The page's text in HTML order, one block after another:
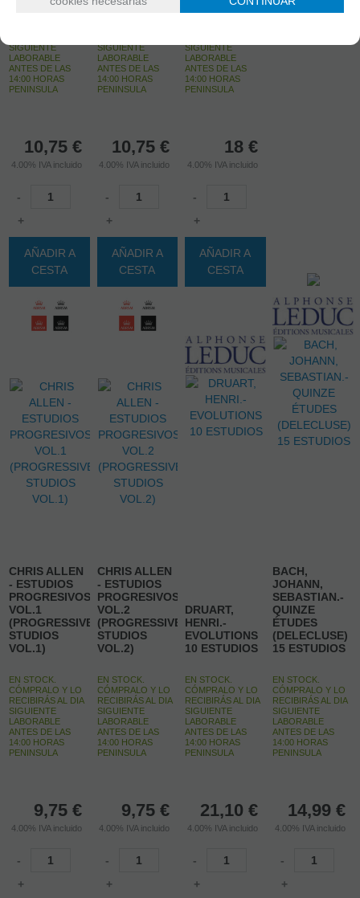
SIGUIENTE
LABORABLE
ANTES DE LAS
14:00 HORAS
PENINSULA
10,75 €
4.00% IVA incluido
-
+
AÑADIR A
CESTA
SIGUIENTE
LABORABLE
ANTES DE LAS
14:00 HORAS
PENINSULA
10,75 €
4.00% IVA incluido
-
+
AÑADIR A
CESTA
EN STOCK.
SIGUIENTE
LABORABLE
ANTES DE LAS
14:00 HORAS
PENINSULA
18 €
4.00% IVA incluido
-
+
AÑADIR A
CESTA
CHRIS ALLEN
- ESTUDIOS
PROGRESIVOS
VOL.1
(PROGRESSIVE
STUDIOS
VOL.1)
EN STOCK.
CÓMPRALO Y LO
RECIBIRÁS AL DIA
SIGUIENTE
LABORABLE
ANTES DE LAS
14:00 HORAS
PENINSULA
9,75 €
4.00% IVA incluido
-
+
CHRIS ALLEN
- ESTUDIOS
PROGRESIVOS
VOL.2
(PROGRESSIVE
STUDIOS
VOL.2)
EN STOCK.
CÓMPRALO Y LO
RECIBIRÁS AL DIA
SIGUIENTE
LABORABLE
ANTES DE LAS
14:00 HORAS
PENINSULA
9,75 €
4.00% IVA incluido
-
+
DRUART,
HENRI.-
EVOLUTIONS
10 ESTUDIOS
EN STOCK.
CÓMPRALO Y LO
RECIBIRÁS AL DIA
SIGUIENTE
LABORABLE
ANTES DE LAS
14:00 HORAS
PENINSULA
21,10 €
4.00% IVA incluido
-
+
BACH,
JOHANN,
SEBASTIAN.-
QUINZE
ÉTUDES
(DELECLUSE)
15 ESTUDIOS
EN STOCK.
CÓMPRALO Y LO
RECIBIRÁS AL DIA
SIGUIENTE
LABORABLE
ANTES DE LAS
14:00 HORAS
PENINSULA
14,99 €
4.00% IVA incluido
-
+